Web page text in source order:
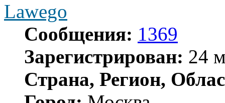
Lawego
Сообщения: 1369
Зарегистрирован: 24
Страна, Регион,